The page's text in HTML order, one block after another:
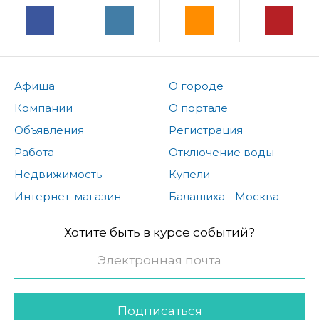
Афиша
Компании
Объявления
Работа
Недвижимость
Интернет-магазин
О городе
О портале
Регистрация
Отключение воды
Купели
Балашиха - Москва
Хотите быть в курсе событий?
Подписаться